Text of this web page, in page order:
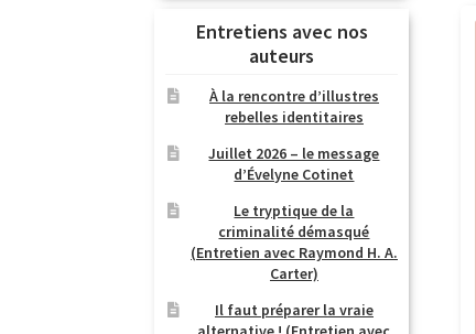
Entretiens avec nos
auteurs
À la rencontre d’illustres
rebelles identitaires
Juillet 2026 – le message
d’Évelyne Cotinet
Le tryptique de la
criminalité démasqué
(Entretien avec Raymond H. A.
Carter)
Il faut préparer la vraie